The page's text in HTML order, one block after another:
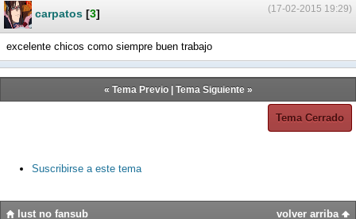
(17-02-2015 19:29)
carpatos [3]
excelente chicos como siempre buen trabajo
« Tema Previo| Tema Siguiente»
Tema Cerrado
Suscribirse a este tema
volver arriba
lust no fansub